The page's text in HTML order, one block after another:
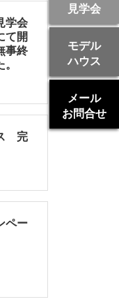
学会
て開
事終
完
ペー
見学会
モデル
ハウス
メール
お問合せ